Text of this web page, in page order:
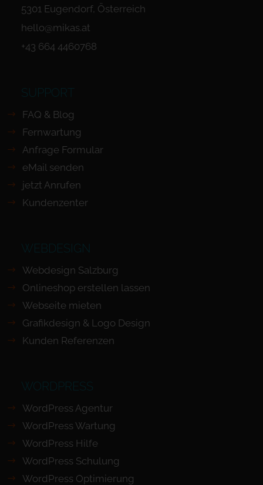
5301 Eugendorf, Österreich
hello@mikas.at
+43 664 4460768
SUPPORT
FAQ & Blog
Fernwartung
Anfrage Formular
eMail senden
jetzt Anrufen
Kundenzenter
WEBDESIGN
Webdesign Salzburg
Onlineshop erstellen lassen
Webseite mieten
Grafikdesign & Logo Design
Kunden Referenzen
WORDPRESS
WordPress Agentur
WordPress Wartung
WordPress Hilfe
WordPress Schulung
WordPress Optimierung